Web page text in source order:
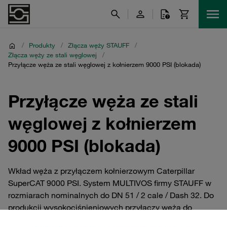
/ Produkty / Złącza węży STAUFF
/
Złącza węży ze stali węglowej
/
Przyłącze węża ze stali węglowej z kołnierzem 9000 PSI (blokada)
Przyłącze węża ze stali
węglowej z kołnierzem
9000 PSI (blokada)
Wkład węża z przyłączem kołnierzowym Caterpillar
SuperCAT 9000 PSI. System MULTIVOS firmy STAUFF w
rozmiarach nominalnych do DN 51 / 2 cale / Dash 32. Do
produkcji wysokociśnieniowych przyłączy węża do